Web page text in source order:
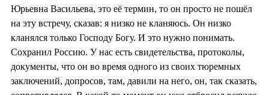
Юрьевна Васильева, это её термин, то он просто не пошёл
на эту встречу, сказав: я низко не кланяюсь. Он низко
кланялся только Господу Богу. И это нужно понимать.
Сохранил Россию. У нас есть свидетельства, протоколы,
документы, что он во время одного из своих тюремных
заключений, допросов, там, давили на него, он, так сказать,